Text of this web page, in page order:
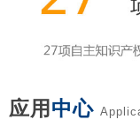
应用 中心